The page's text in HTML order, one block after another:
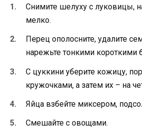
Снимите шелуху с луковицы,
мелко.
Перец ополосните, удалите
нарежьте тонкими короткими
С цуккини уберите кожицу,
кружочками, а затем их – на
Яйца взбейте миксером,
Смешайте с овощами.